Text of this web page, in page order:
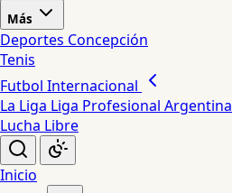
Más
Deportes Concepción
Tenis
Futbol Internacional
La Liga Liga Profesional Argentina
Lucha Libre
Inicio